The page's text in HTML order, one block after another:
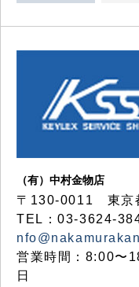
（有）中村金物店
〒130-0011 東京
TEL：03-3624-
営業時間：8:00〜
日